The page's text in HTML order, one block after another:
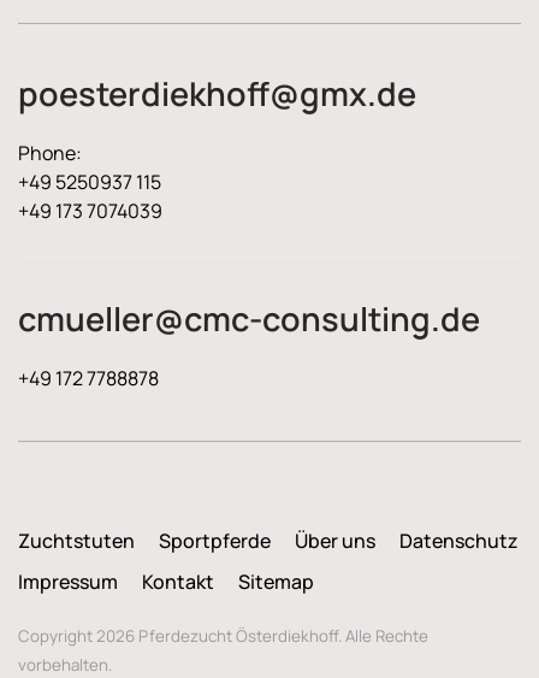
poesterdiekhoff@gmx.de
Phone:
+49 5250937 115
+49 173 7074039
cmueller@cmc-consulting.de
+49 172 7788878
Zuchtstuten Sportpferde Über uns
Datenschutz
Impressum
Kontakt Sitemap
Copyright 2026 Pferdezucht Österdiekhoff. Alle Rechte
vorbehalten.